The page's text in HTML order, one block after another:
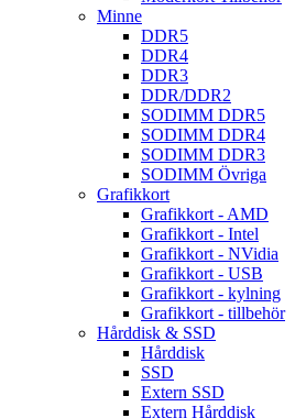
Minne
DDR5
DDR4
DDR3
DDR/DDR2
SODIMM DDR5
SODIMM DDR4
SODIMM DDR3
SODIMM Övriga
Grafikkort
Grafikkort - AMD
Grafikkort - Intel
Grafikkort - NVidia
Grafikkort - USB
Grafikkort - kylning
Grafikkort - tillbehör
Hårddisk & SSD
Hårddisk
SSD
Extern SSD
Extern Hårddisk